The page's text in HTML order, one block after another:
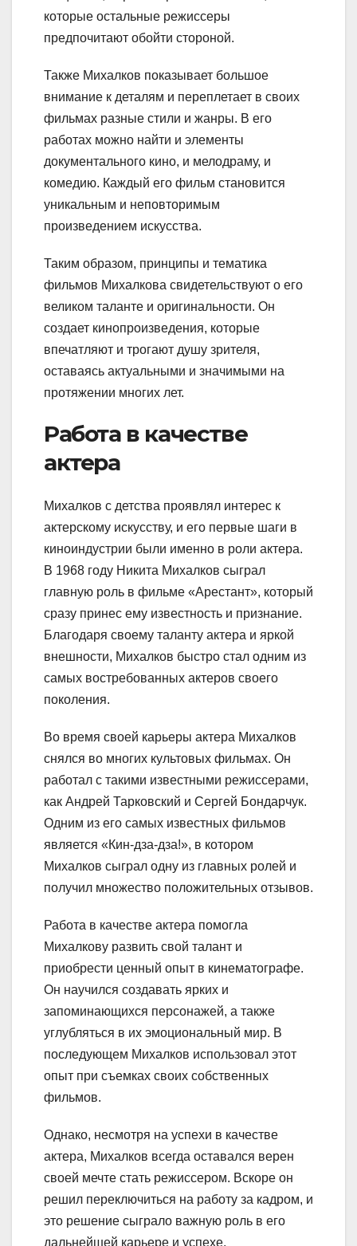
которые остальные режиссеры
предпочитают обойти стороной.
Также Михалков показывает большое
внимание к деталям и переплетает в своих
фильмах разные стили и жанры. В его
работах можно найти и элементы
документального кино, и мелодраму, и
комедию. Каждый его фильм становится
уникальным и неповторимым
произведением искусства.
Таким образом, принципы и тематика
фильмов Михалкова свидетельствуют о его
великом таланте и оригинальности. Он
создает кинопроизведения, которые
впечатляют и трогают душу зрителя,
оставаясь актуальными и значимыми на
протяжении многих лет.
Работа в качестве
актера
Михалков с детства проявлял интерес к
актерскому искусству, и его первые шаги в
киноиндустрии были именно в роли актера.
В 1968 году Никита Михалков сыграл
главную роль в фильме «Арестант», который
сразу принес ему известность и признание.
Благодаря своему таланту актера и яркой
внешности, Михалков быстро стал одним из
самых востребованных актеров своего
поколения.
Во время своей карьеры актера Михалков
снялся во многих культовых фильмах. Он
работал с такими известными режиссерами,
как Андрей Тарковский и Сергей Бондарчук.
Одним из его самых известных фильмов
является «Кин-дза-дза!», в котором
Михалков сыграл одну из главных ролей и
получил множество положительных отзывов.
Работа в качестве актера помогла
Михалкову развить свой талант и
приобрести ценный опыт в кинематографе.
Он научился создавать ярких и
запоминающихся персонажей, а также
углубляться в их эмоциональный мир. В
последующем Михалков использовал этот
опыт при съемках своих собственных
фильмов.
Однако, несмотря на успехи в качестве
актера, Михалков всегда оставался верен
своей мечте стать режиссером. Вскоре он
решил переключиться на работу за кадром, и
это решение сыграло важную роль в его
дальнейшей карьере и успехе.